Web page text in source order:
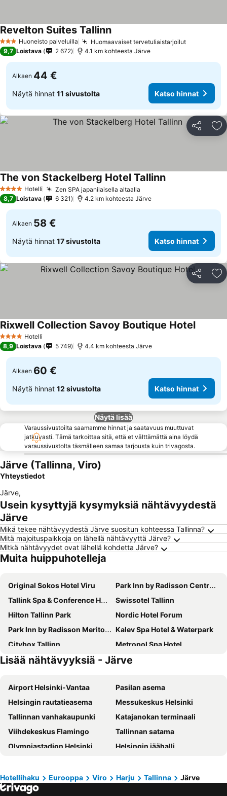
3 Tähtiluokitus
Huoneisto palveluilla Huomaavaiset tervetuliaistarjoilut
Revelton Suites Tallinn
9,7 Loistava 2 672 4.1 km kohteesta Järve
Alkaen 44 €
Näytä hinnat 11 sivustolta Katso hinnat
Jaa
4 Tähtiluokitus
Hotelli Zen SPA japanilaisella altaalla
The von Stackelberg Hotel Tallinn
8,7 Loistava 6 321 4.2 km kohteesta Järve
Alkaen 58 €
Näytä hinnat 17 sivustolta Katso hinnat
Jaa
4 Tähtiluokitus
Hotelli
Rixwell Collection Savoy Boutique Hotel
8,9 Loistava 5 749 4.4 km kohteesta Järve
Alkaen 60 €
Näytä hinnat 12 sivustolta Katso hinnat
Näytä lisää
Varaussivustoilta saamamme hinnat ja saatavuus muuttuvat
jatkuvasti. Tämä tarkoittaa sitä, että et välttämättä aina löydä
varaussivustolta täsmälleen samaa tarjousta kuin trivagosta.
Järve (Tallinna, Viro)
Yhteystiedot
Järve,
Usein kysyttyjä kysymyksiä nähtävyydestä
Järve
Mikä tekee nähtävyydestä Järve suositun kohteessa Tallinna?
Mitä majoituspaikkoja on lähellä nähtävyyttä Järve?
Mitkä nähtävyydet ovat lähellä kohdetta Järve?
Muita huippuhotelleja
Original Sokos Hotel Viru
Park Inn by Radisson Central Tallinn
Tallink Spa & Conference Hotel
Swissotel Tallinn
Hilton Tallinn Park
Nordic Hotel Forum
Park Inn by Radisson Meriton Conference & Spa Hotel Tallinn
Kalev Spa Hotel & Waterpark
Citybox Tallinn
Metropol Spa Hotel
Radisson Blu Hotel Olümpia
Meriton Old Town Garden Hotel
Viimsi Spa & Waterpark
Radisson Collection Hotel, Tallinn
Three Crowns Residents
Rixwell Viru Square Hotel
Bern Boutique Hotel
Kreutzwald Hotel Tallinn
Go Hotel Shnelli
St.Olav Hotel
Nunne Boutique Hotel
Mövenpick Hotel Tallinn
City Hotel Tallinn by Unique Hotels
ibis Styles Tallinn
Tallink Express Hotel
Lisää nähtävyyksiä - Järve
Airport Helsinki-Vantaa
Pasilan asema
Helsingin rautatieasema
Messukeskus Helsinki
Tallinnan vanhakaupunki
Katajanokan terminaali
Viihdekeskus Flamingo
Tallinnan satama
Olympiastadion Helsinki
Helsingin jäähalli
Linnanmäki
Suomenlinna
Vesipuisto Serena
Hotellihaku Eurooppa Viro Harju Tallinna Järve